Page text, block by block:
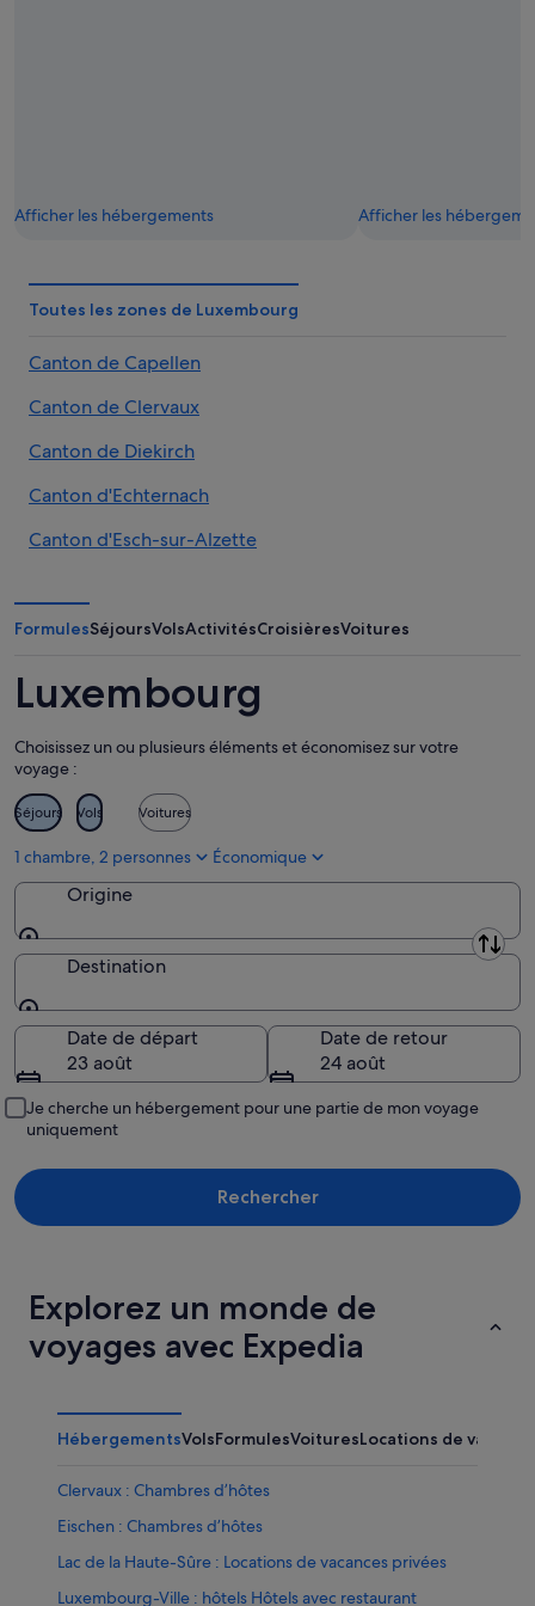
Afficher les hébergements Afficher les
Toutes les zones de Luxembourg
Canton de Capellen
Canton de Clervaux
Canton de Diekirch
Canton d'Echternach
Canton d'Esch-sur-Alzette
Canton de Luxembourg
Canton de Mersch
Canton de Redange
Canton de Remich
Canton de Vianden
Canton de Wiltz
FormulesSéjoursVolsActivitésCroisièresVoitures
Luxembourg
Choisissez un ou plusieurs éléments et économisez sur votre
voyage :
Séjours Vols Voitures
1 chambre, 2 personnes Économique
Origine
Origine
Destination
Destination
Date de départ
23 août
Date de retour
24 août
Je cherche un hébergement pour une partie de mon voyage
uniquement
Rechercher
Explorez un monde de
voyages avec Expedia
HébergementsVolsFormulesVoituresLocations de
Clervaux : Chambres d’hôtes
Eischen : Chambres d’hôtes
Lac de la Haute-Sûre : Locations de vacances privées
Luxembourg-Ville : hôtels Hôtels avec restaurant